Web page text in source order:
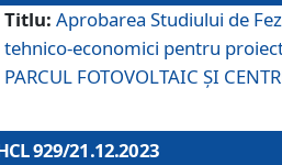
Titlu: Aprobarea Studiului de
tehnico-economici pentru
PARCUL FOTOVOLTAIC ȘI
929/21.12.2023